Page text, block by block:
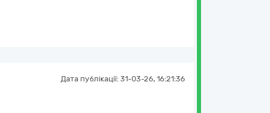
Дата публікації: 31-03-26, 16:21:36